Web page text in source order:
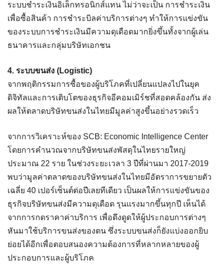
ระบบชำระเงินอิเล็กทรอนิกส์แทน ไม่ว่าจะเป็น การชำระเงิน
เพื่อซื้อสินค้า การชำระบิลค่าบริการต่างๆ ทำให้การแข่งขัน
ของระบบการชำระเงินมีความดุเดือดมากยิ่งขึ้นทั้งจากผู้เล่น
ธนาคารและกลุ่มบริษัทเอกชน
4. ระบบขนส่ง (Logistic)
จากพฤติกรรมการซื้อของผู้บริโภคที่เปลี่ยนแปลงไปในยุค
ดิจิทัลและการเติบโตของธุรกิจอีคอมเมิร์ชที่สอดคล้องกัน ส่ง
ผลให้ตลาดบริษัทขนส่งในไทยมีมูลค่าสูงขึ้นอย่างรวดเร็ว
จากการวิเคราะห์ของ SCB: Economic Intelligence Center
โดยการคำนวณจากบริษัทขนส่งพัสดุในไทยรายใหญ่
ประมาณ 22 ราย ในช่วงระยะเวลา 3 ปีที่ผ่านมา 2017-2019
พบว่ามูลค่าตลาดของบริษัทขนส่งในไทยมีอัตราการขยายตัว
เฉลี่ย 40 เปอร์เซ็นต์ต่อปีเลยทีเดียว เป็นผลให้การแข่งขันของ
ธุรกิจบริษัทขนส่งมีความดุเดือด รุนแรงมากขึ้นทุกปี เห็นได้
จากการกดราคาค่าบริการ เพื่อดึงดูดให้ผู้ประกอบการต่างๆ
หันมาใช้บริการขนส่งของตน ซึ่งระบบขนส่งก็ยังแบ่งออกยิบ
ย่อยได้อีกเพื่อตอบสนองความต้องการที่หลากหลายของผู้
ประกอบการและผู้บริโภค